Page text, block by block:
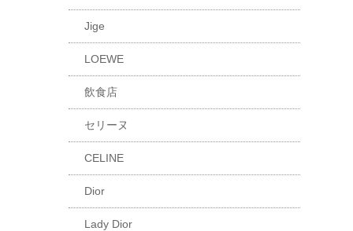
Jige
LOEWE
飲食店
セリーヌ
CELINE
Dior
Lady Dior